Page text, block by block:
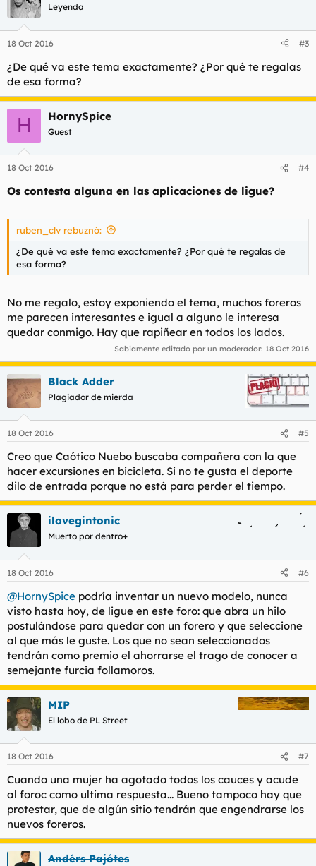
Leyenda
18 Oct 2016 #3
¿De qué va este tema exactamente? ¿Por qué te regalas
de esa forma?
H HornySpice
Guest
18 Oct 2016 #4
Os contesta alguna en las aplicaciones de ligue?
ruben_clv rebuznó:
¿De qué va este tema exactamente? ¿Por qué te regalas de
esa forma?
No me regalo, estoy exponiendo el tema, muchos foreros
me parecen interesantes e igual a alguno le interesa
quedar conmigo. Hay que rapiñear en todos los lados.
Sabiamente editado por un moderador: 18 Oct 2016
Black Adder
Plagiador de mierda
18 Oct 2016 #5
Creo que Caótico Nuebo buscaba compañera con la que
hacer excursiones en bicicleta. Si no te gusta el deporte
dilo de entrada porque no está para perder el tiempo.
ilovegintonic
Muerto por dentro+
18 Oct 2016 #6
@HornySpice podría inventar un nuevo modelo, nunca
visto hasta hoy, de ligue en este foro: que abra un hilo
postulándose para quedar con un forero y que seleccione
al que más le guste. Los que no sean seleccionados
tendrán como premio el ahorrarse el trago de conocer a
semejante furcia follamoros.
MIP
El lobo de PL Street
18 Oct 2016 #7
Cuando una mujer ha agotado todos los cauces y acude
al foroc como ultima respuesta... Bueno tampoco hay que
protestar, que de algún sitio tendrán que engendrarse los
nuevos foreros.
Andérs Pajótes